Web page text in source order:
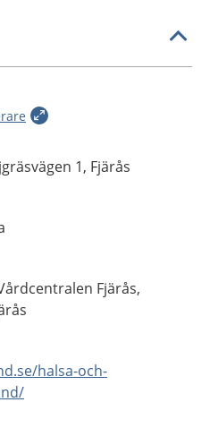
1, Fjärås
Fjärås,
halsa-och-